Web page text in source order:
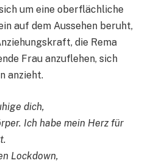
um eine oberflächliche
auf dem Aussehen beruht,
die Rema
Frau anzuflehen, sich
anzieht.
dich,
Ich habe mein Herz für
Lockdown,